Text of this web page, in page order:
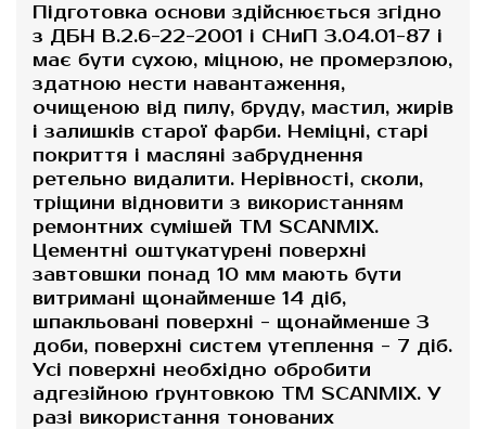
Підготовка основи здійснюється згідно
з ДБН В.2.6-22-2001 і СНиП 3.04.01-87 і
має бути сухою, міцною, не промерзлою,
здатною нести навантаження,
очищеною від пилу, бруду, мастил, жирів
і залишків старої фарби. Неміцні, старі
покриття і масляні забруднення
ретельно видалити. Нерівності, сколи,
тріщини відновити з використанням
ремонтних сумішей ТМ SCANMIX.
Цементні оштукатурені поверхні
завтовшки понад 10 мм мають бути
витримані щонайменше 14 діб,
шпакльовані поверхні - щонайменше 3
доби, поверхні систем утеплення - 7 діб.
Усі поверхні необхідно обробити
адгезійною ґрунтовкою ТМ SCANMIX. У
разі використання тонованих